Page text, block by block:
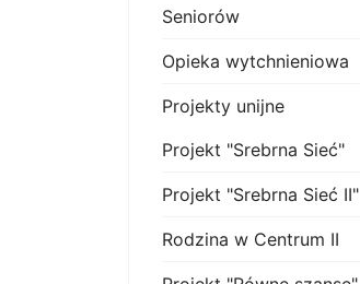
Seniorów
Opieka wytchnieniowa
Projekty unijne
Projekt "Srebrna Sieć"
Projekt "Srebrna Sieć II"
Rodzina w Centrum II